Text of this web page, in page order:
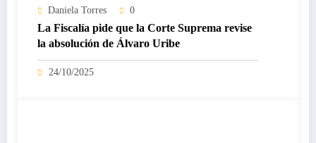
Daniela Torres 0
La Fiscalía pide que la Corte Suprema revise
la absolución de Álvaro Uribe
24/10/2025